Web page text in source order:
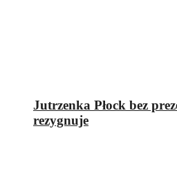
Jutrzenka Płock bez
rezygnuje